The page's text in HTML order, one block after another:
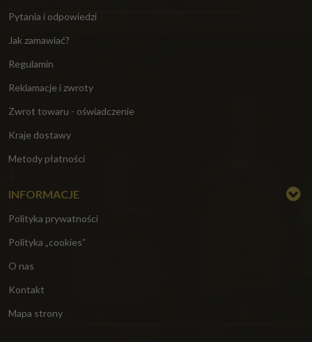
Pytania i odpowiedzi
Jak zamawiać?
Regulamin
Reklamacje i zwroty
Zwrot towaru - oświadczenie
Kraje dostawy
Metody płatności
INFORMACJE
Polityka prywatności
Polityka „cookies”
O nas
Kontakt
Mapa strony